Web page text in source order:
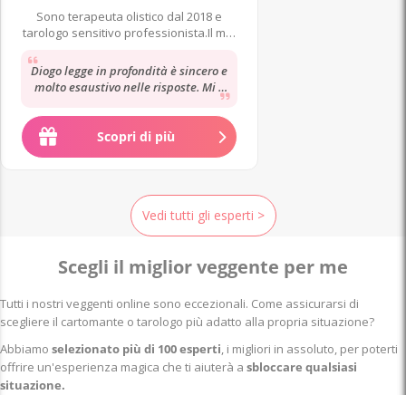
Sono terapeuta olistico dal 2018 e
tarologo sensitivo professionista.Il mio
Diogo legge in profondità è sincero e
molto esaustivo nelle risposte. Mi è
riscontri...
Scopri di più
Vedi tutti gli esperti >
Scegli il miglior veggente per me
Tutti i nostri veggenti online sono eccezionali. Come assicurarsi di
scegliere il cartomante o tarologo più adatto alla propria situazione?
Abbiamo selezionato più di 100 esperti, i migliori in assoluto, per poterti
offrire un'esperienza magica che ti aiuterà a sbloccare qualsiasi
situazione.